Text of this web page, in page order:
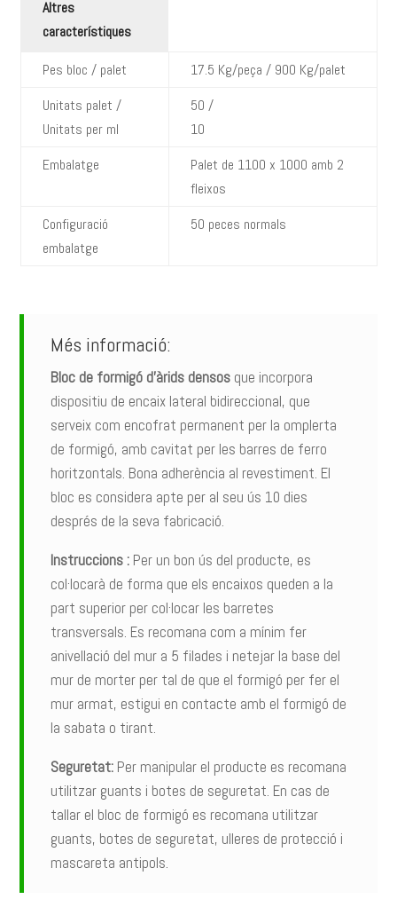
Altres
característiques
Pes bloc / palet
17.5 Kg/peça / 900 Kg/palet
Unitats palet /
Unitats per ml
50 /
10
Embalatge
Palet de 1100 x 1000 amb 2
fleixos
Configuració
embalatge
50 peces normals
Més informació:
Bloc de formigó d’àrids densos que incorpora
dispositiu de encaix lateral bidireccional, que
serveix com encofrat permanent per la omplerta
de formigó, amb cavitat per les barres de ferro
horitzontals. Bona adherència al revestiment. El
bloc es considera apte per al seu ús 10 dies
després de la seva fabricació.
Instruccions : Per un bon ús del producte, es
col·locarà de forma que els encaixos queden a la
part superior per col·locar les barretes
transversals. Es recomana com a mínim fer
anivellació del mur a 5 filades i netejar la base del
mur de morter per tal de que el formigó per fer el
mur armat, estigui en contacte amb el formigó de
la sabata o tirant.
Seguretat: Per manipular el producte es recomana
utilitzar guants i botes de seguretat. En cas de
tallar el bloc de formigó es recomana utilitzar
guants, botes de seguretat, ulleres de protecció i
mascareta antipols.